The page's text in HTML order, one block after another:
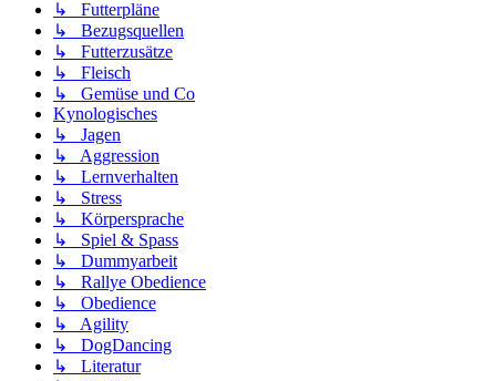
↳ Futterpläne
↳ Bezugsquellen
↳ Futterzusätze
↳ Fleisch
↳ Gemüse und Co
Kynologisches
↳ Jagen
↳ Aggression
↳ Lernverhalten
↳ Stress
↳ Körpersprache
↳ Spiel & Spass
↳ Dummyarbeit
↳ Rallye Obedience
↳ Obedience
↳ Agility
↳ DogDancing
↳ Literatur